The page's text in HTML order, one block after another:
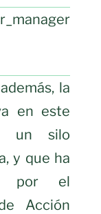
la
en este
un silo
y que ha
por el
Acción